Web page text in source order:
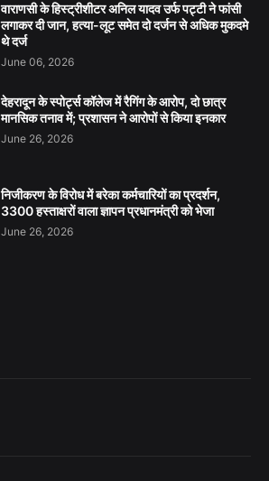
वाराणसी के हिस्ट्रीशीटर अनिल यादव उर्फ पट्टी ने फांसी
लगाकर दी जान, हत्या-लूट समेत दो दर्जन से अधिक मुकदमे
थे दर्ज
June 06, 2026
देहरादून के स्पोर्ट्स कॉलेज में रैगिंग के आरोप, दो छात्र
मानसिक तनाव में; प्रशासन ने आरोपों से किया इनकार
June 26, 2026
निजीकरण के विरोध में बरेका कर्मचारियों का प्रदर्शन,
3300 हस्ताक्षरों वाला ज्ञापन प्रधानमंत्री को भेजा
June 26, 2026